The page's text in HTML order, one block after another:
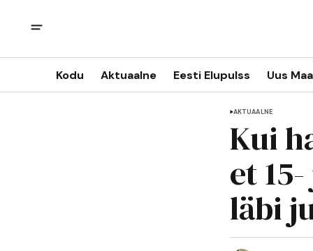
Kodu Aktuaalne Eesti Elupulss Uus
AKTUAALNE
Kui
et
läbi